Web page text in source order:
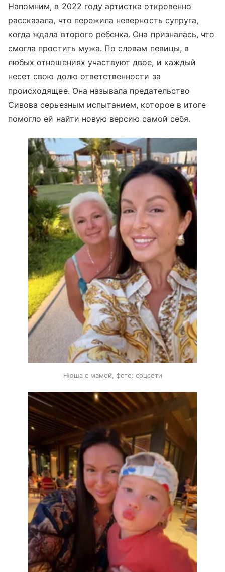
Напомним, в 2022 году артистка откровенно
рассказала, что пережила неверность супруга,
когда ждала второго ребенка. Она призналась, что
смогла простить мужа. По словам певицы, в
любых отношениях участвуют двое, и каждый
несет свою долю ответственности за
происходящее. Она называла предательство
Сивова серьезным испытанием, которое в итоге
помогло ей найти новую версию самой себя.
Нюша с мамой, фото: соцсети